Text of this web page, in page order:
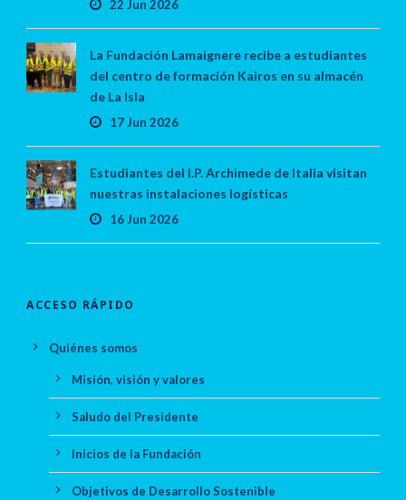
22 Jun 2026
La Fundación Lamaignere recibe a estudiantes
del centro de formación Kairos en su almacén
de La Isla
17 Jun 2026
Estudiantes del I.P. Archimede de Italia visitan
nuestras instalaciones logísticas
16 Jun 2026
ACCESO RÁPIDO
Quiénes somos
Misión, visión y valores
Saludo del Presidente
Inicios de la Fundación
Objetivos de Desarrollo Sostenible